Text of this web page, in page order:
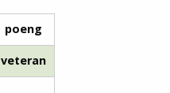
poeng
veteran